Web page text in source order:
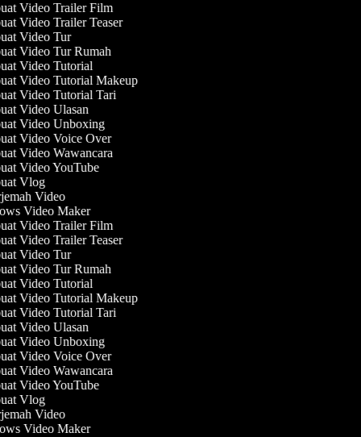
Video Trailer Film
Video Trailer Teaser
Video Tur
Video Tur Rumah
Video Tutorial
Video Tutorial Makeup
Video Tutorial Tari
Video Ulasan
Video Unboxing
Video Voice Over
Video Wawancara
Video YouTube
Vlog
Video
Video Maker
Video Trailer Film
Video Trailer Teaser
Video Tur
Video Tur Rumah
Video Tutorial
Video Tutorial Makeup
Video Tutorial Tari
Video Ulasan
Video Unboxing
Video Voice Over
Video Wawancara
Video YouTube
Vlog
Video
Video Maker